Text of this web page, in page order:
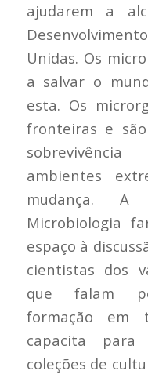
ajudarem a
Unidas. Os
a salvar o
esta. Os
fronteiras e
ambientes
mudança.
Microbiologia
espaço à
cientistas dos
que falam
formação em
capacita
coleções de